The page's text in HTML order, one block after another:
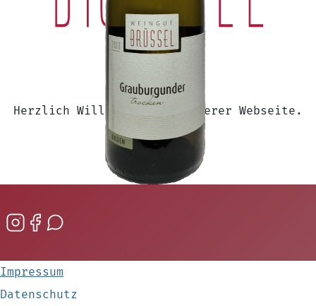
Herzlich Willkommen auf unserer Webseite.
Impressum
Datenschutz